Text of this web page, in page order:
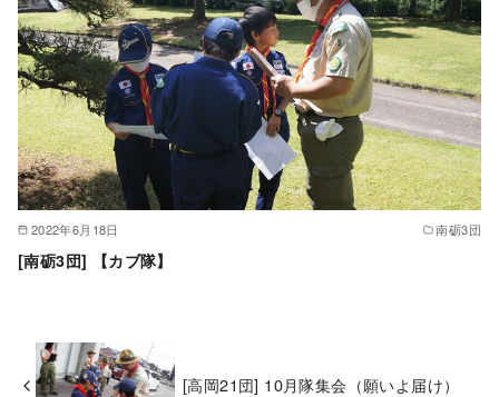
2022年6月18日 南砺3団
[南砺3団] 【カブ隊】
[高岡21団] 10月隊集会（願いよ届け）